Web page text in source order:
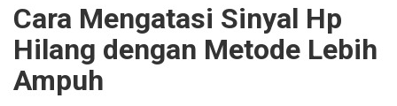
Cara Mengatasi Sinyal Hp
Hilang dengan Metode Lebih
Ampuh